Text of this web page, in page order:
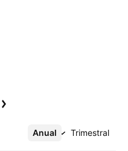
Anual Trimestral
Mais